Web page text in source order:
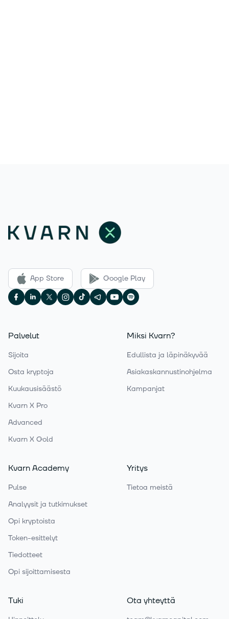
App Store Google Play
Palvelut
Sijoita
Osta kryptoja
Kuukausisäästö
Kvarn X Pro
Advanced
Kvarn X Gold
Miksi Kvarn?
Edullista ja läpinäkyvää
Asiakaskannustinohjelma
Kampanjat
Kvarn Academy
Pulse
Analyysit ja tutkimukset
Opi kryptoista
Token-esittelyt
Tiedotteet
Opi sijoittamisesta
Yritys
Tietoa meistä
Tuki Ota yhteyttä